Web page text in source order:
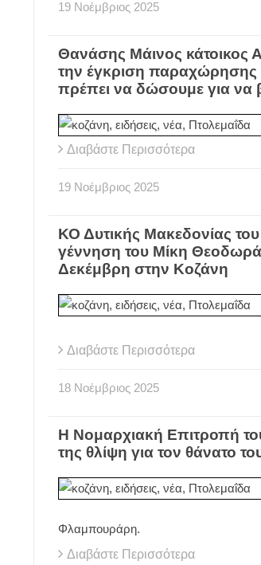
19 Νοέμβριος 2025
Θανάσης Μάινος κάτοικος
την έγκριση παραχώρησης
πρέπει να δώσουμε για να
Διαβάστε Περισσότερα
19 Νοέμβριος 2025
ΚΟ Δυτικής Μακεδονίας
γέννηση του Μίκη
Δεκέμβρη στην Κοζάνη
Διαβάστε Περισσότερα
18 Νοέμβριος 2025
Η Νομαρχιακή Επιτροπή
της θλίψη για τον θάνατο
Φλαμπουράρη.
Διαβάστε Περισσότερα